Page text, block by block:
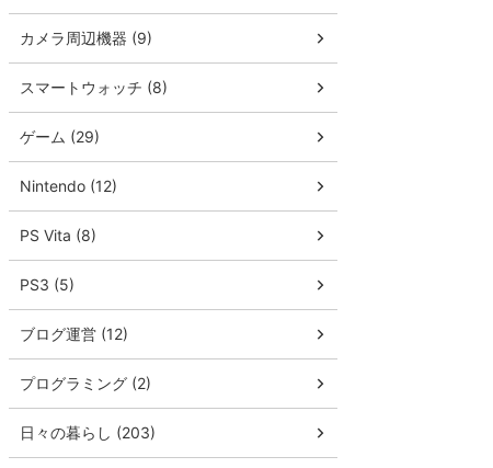
カメラ周辺機器 (9)
スマートウォッチ (8)
ゲーム (29)
Nintendo (12)
PS Vita (8)
PS3 (5)
ブログ運営 (12)
プログラミング (2)
日々の暮らし (203)